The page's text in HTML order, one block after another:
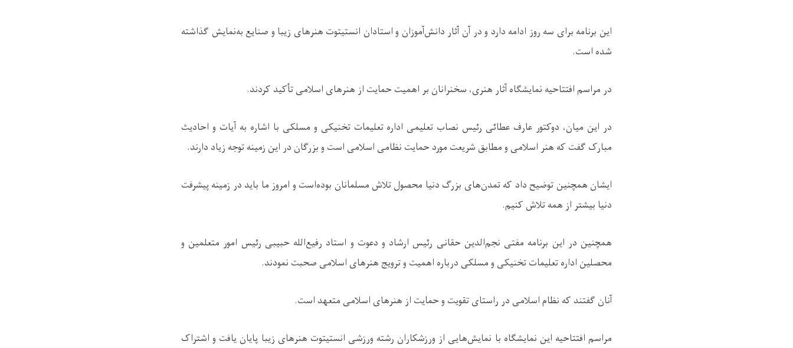
این برنامه برای سه روز ادامه دارد و در آن آثار دانش‌آموزان و استادان انستیتوت هنرهای زیبا و صنایع به‌نمایش گذاشته
شده است.
در مراسم افتتاحیه نمایشگاه آثار هنری، سخنرانان بر اهمیت حمایت از هنرهای اسلامی تأکید کردند.
در این میان، دوکتور عارف عطائی رئیس نصاب تعلیمی اداره تعلیمات تخنیکی و مسلکی با اشاره به آیات و احادیث
مبارک گفت که هنر اسلامی و مطابق شریعت مورد حمایت نظامی اسلامی است و بزرگان در این زمینه توجه زیاد دارند.
ایشان همچنین توضیح داد که تمدن‌های بزرگ دنیا محصول تلاش مسلمانان بوده‌است و امروز ما باید در زمینه پیشرفت
دنیا بیشتر از همه تلاش کنیم.
همچنین در این برنامه مفتی نجم‌الدین حقانی رئیس ارشاد و دعوت و استاد رفیع‌الله حبیبی رئیس امور متعلمین و
محصلین اداره تعلیمات تخنیکی و مسلکی درباره اهمیت و ترویج هنرهای اسلامی صحبت نمودند.
آنان گفتند که نظام اسلامی در راستای تقویت و حمایت از هنرهای اسلامی متعهد است.
مراسم افتتاحیه این نمایشگاه با نمایش‌هایی از ورزشکاران رشته ورزشی انستیتوت هنرهای زیبا پایان یافت و اشتراک